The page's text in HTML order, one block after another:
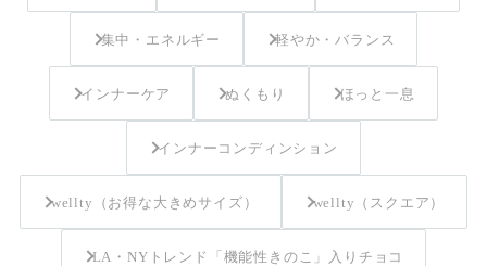
集中・エネルギー 軽やか・バランス
インナーケア ぬくもり ほっと一息
インナーコンディンション
wellty（お得な大きめサイズ） wellty（スクエア）
LA・NYトレンド「機能性きのこ」入りチョコ